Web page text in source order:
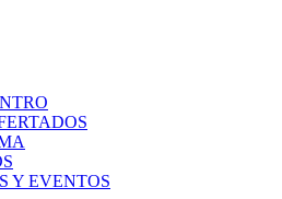
Y EVENTOS